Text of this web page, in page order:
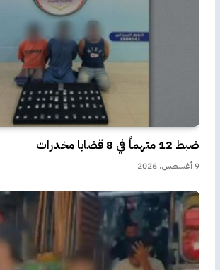
ضبط 12 متهماً في 8 قضايا مخدرات
9 أغسطس، 2026